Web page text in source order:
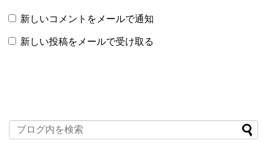
新しいコメントをメールで通知
新しい投稿をメールで受け取る